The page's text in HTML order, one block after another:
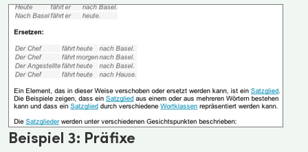
Beispiel 3: Präfixe